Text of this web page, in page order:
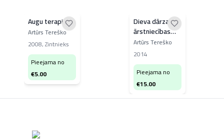
Augu terapija
Artūrs Tereško
2008,Zintnieks
Pieejama no
€5.00
Dieva dārza
ārstniecības
augi
Artūrs Tereško
2014
Pieejama no
€15.00